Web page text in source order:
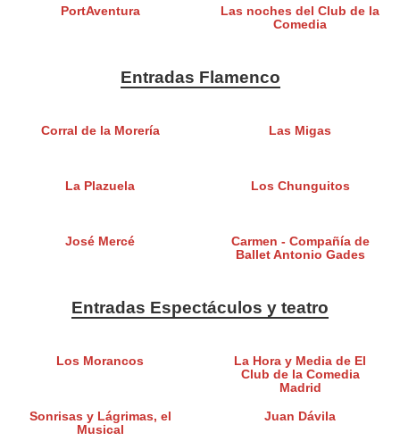
PortAventura
Las noches del Club de la
Comedia
Entradas Flamenco
Corral de la Morería Las Migas
La Plazuela Los Chunguitos
José Mercé
Carmen - Compañía de
Ballet Antonio Gades
Entradas Espectáculos y teatro
Los Morancos
La Hora y Media de El
Club de la Comedia
Madrid
Sonrisas y Lágrimas, el
Musical
Juan Dávila